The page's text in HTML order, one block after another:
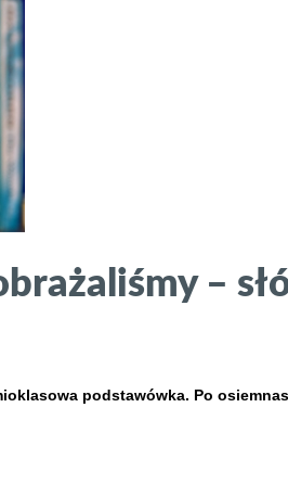
–
podstawówka. Po